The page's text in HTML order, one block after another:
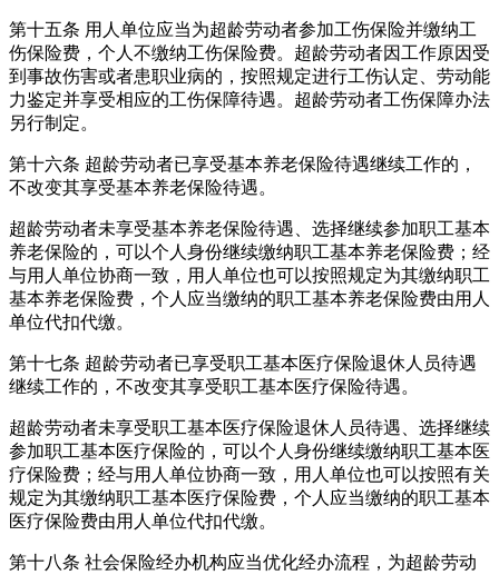
第十五条 用人单位应当为超龄劳动者参加工伤保险并缴纳工
伤保险费，个人不缴纳工伤保险费。超龄劳动者因工作原因受
到事故伤害或者患职业病的，按照规定进行工伤认定、劳动能
力鉴定并享受相应的工伤保障待遇。超龄劳动者工伤保障办法
另行制定。
第十六条 超龄劳动者已享受基本养老保险待遇继续工作的，
不改变其享受基本养老保险待遇。
超龄劳动者未享受基本养老保险待遇、选择继续参加职工基本
养老保险的，可以个人身份继续缴纳职工基本养老保险费；经
与用人单位协商一致，用人单位也可以按照规定为其缴纳职工
基本养老保险费，个人应当缴纳的职工基本养老保险费由用人
单位代扣代缴。
第十七条 超龄劳动者已享受职工基本医疗保险退休人员待遇
继续工作的，不改变其享受职工基本医疗保险待遇。
超龄劳动者未享受职工基本医疗保险退休人员待遇、选择继续
参加职工基本医疗保险的，可以个人身份继续缴纳职工基本医
疗保险费；经与用人单位协商一致，用人单位也可以按照有关
规定为其缴纳职工基本医疗保险费，个人应当缴纳的职工基本
医疗保险费由用人单位代扣代缴。
第十八条 社会保险经办机构应当优化经办流程，为超龄劳动